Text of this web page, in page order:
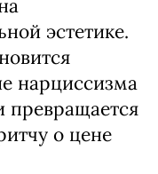
эстетике.
нарциссизма
превращается
о цене